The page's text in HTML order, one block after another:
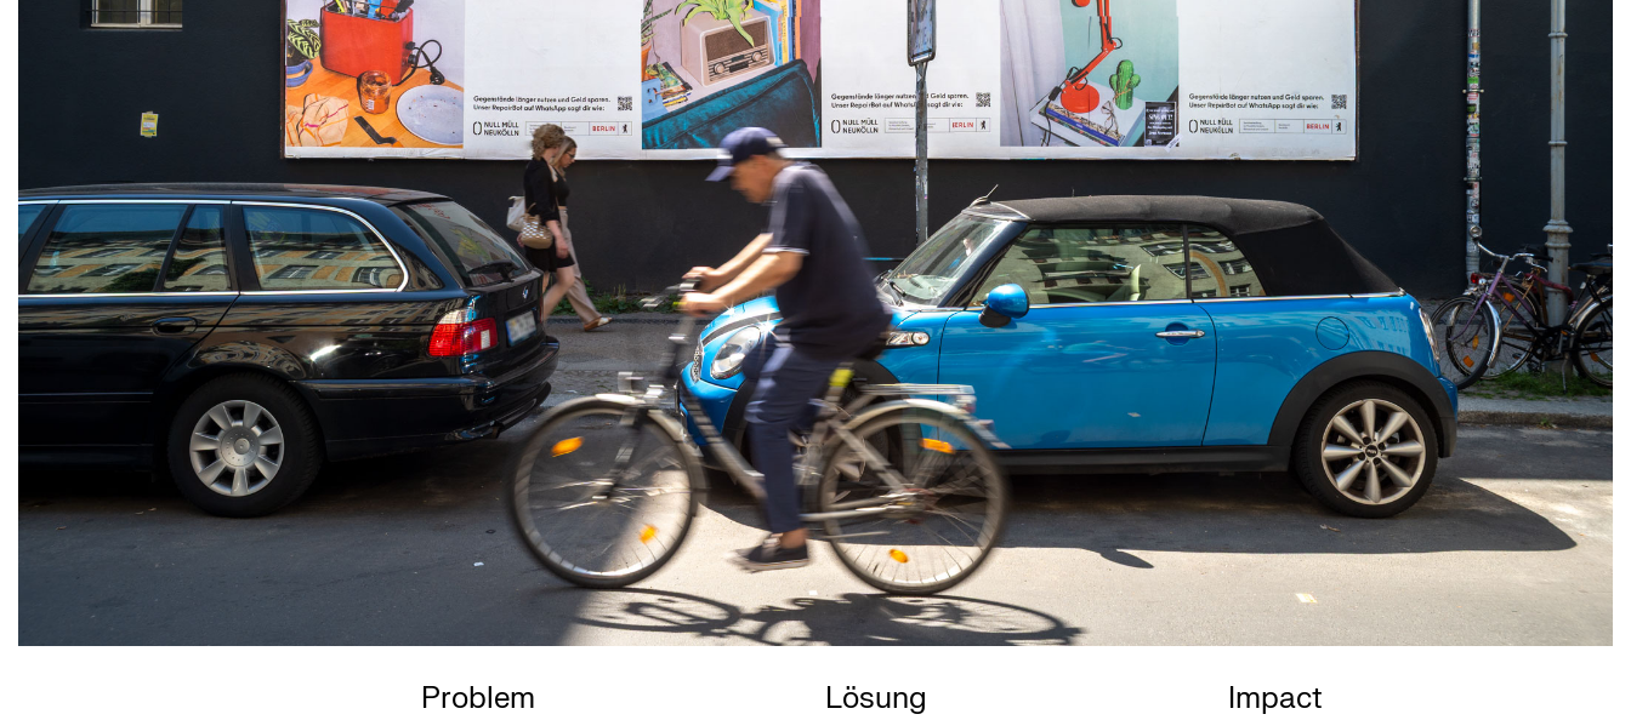
Problem Lösung Impact